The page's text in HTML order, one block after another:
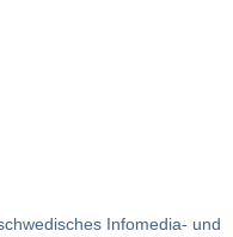
Infomedia- und